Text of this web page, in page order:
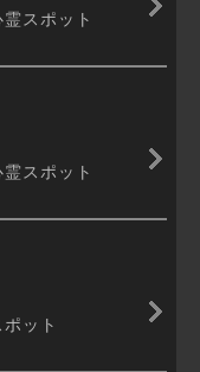
スポット
スポット
ット